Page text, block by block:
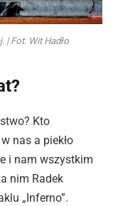
| Fot. Wit Hadło
Kto
nas a piekło
i nam wszystkim
nim Radek
„Inferno”.